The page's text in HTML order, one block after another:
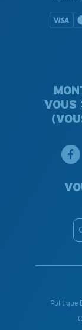
VOUS
Politique